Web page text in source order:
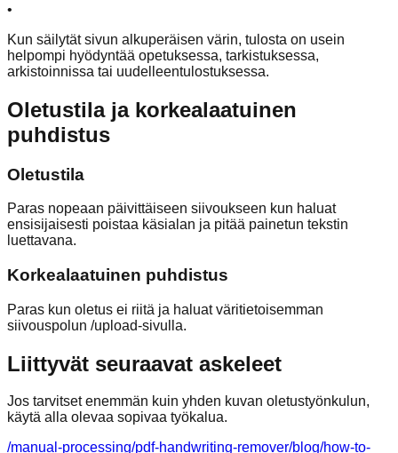
•
Kun säilytät sivun alkuperäisen värin, tulosta on usein
helpompi hyödyntää opetuksessa, tarkistuksessa,
arkistoinnissa tai uudelleentulostuksessa.
Oletustila ja korkealaatuinen
puhdistus
Oletustila
Paras nopeaan päivittäiseen siivoukseen kun haluat
ensisijaisesti poistaa käsialan ja pitää painetun tekstin
luettavana.
Korkealaatuinen puhdistus
Paras kun oletus ei riitä ja haluat väritietoisemman
siivouspolun /upload-sivulla.
Liittyvät seuraavat askeleet
Jos tarvitset enemmän kuin yhden kuvan oletustyönkulun,
käytä alla olevaa sopivaa työkalua.
/manual-processing/pdf-handwriting-remover/blog/how-to-